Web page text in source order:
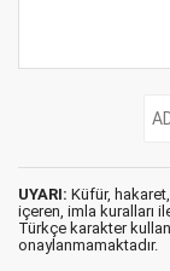
UYARI: Küfür,
içeren, imla kuralları
Türkçe karakter
onaylanmamaktadır.